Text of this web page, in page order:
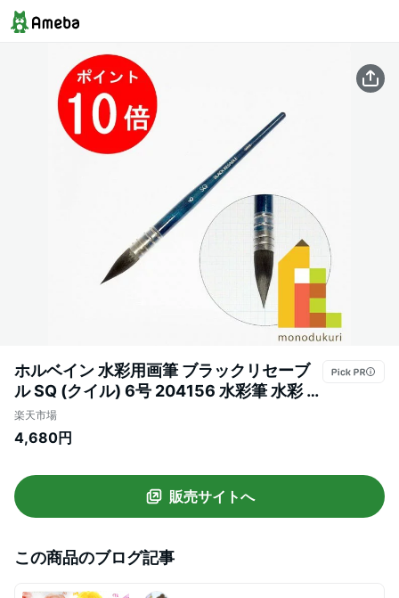
ホルベイン 水彩用画筆 ブラックリセーブ
ル SQ (クイル) 6号 204156 水彩筆 水彩 筆
絵筆 絵具 水彩絵の具 えのぐ 透明水彩
holbein プレゼント ギフト 新入学 お祝い
楽天市場
4,680円
販売サイトへ
この商品のブログ記事